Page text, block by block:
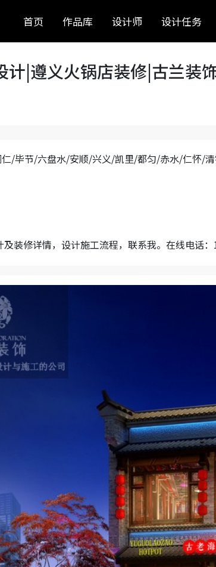
首页 作品库 设计师 设计任务
计|遵义火锅店装修|古兰装
/毕节/六盘水/安顺/兴义/凯里/都匀/赤水/仁怀/清
及装修详情，设计施工流程，联系我。在线电话